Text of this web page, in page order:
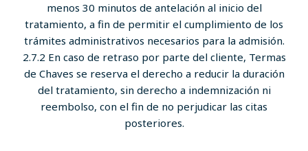
menos 30 minutos de antelación al inicio del
tratamiento, a fin de permitir el cumplimiento de los
trámites administrativos necesarios para la admisión.
2.7.2 En caso de retraso por parte del cliente, Termas
de Chaves se reserva el derecho a reducir la duración
del tratamiento, sin derecho a indemnización ni
reembolso, con el fin de no perjudicar las citas
posteriores.